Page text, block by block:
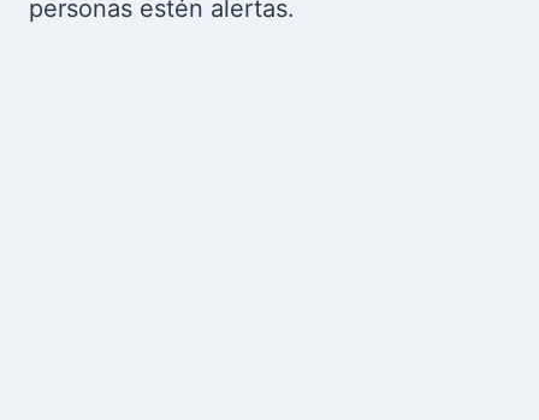
personas estén alertas.